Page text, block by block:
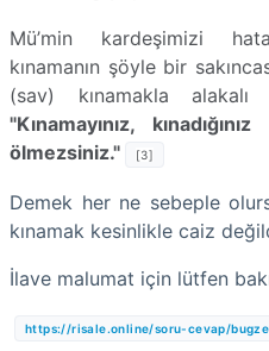
Mü’min kardeşimizi
kınamanın şöyle bir
(sav) kınamakla
"Kınamayınız,
ölmezsiniz."
[3]
Demek her ne sebeple
kınamak kesinlikle caiz
İlave malumat için lütfen
https://risale.online/soru-cevap/